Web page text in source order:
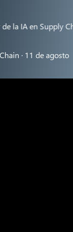
Supply Chain ·
· 11 de agosto